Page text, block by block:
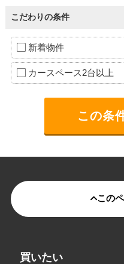
こだわりの条件
新着物件
カースペース2台以上
この
買いたい